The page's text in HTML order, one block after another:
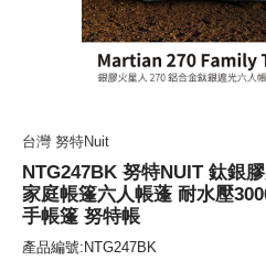
台灣 努特Nuit
NTG247BK 努特NUIT 鈦銀
家庭帳篷六人帳蓬 耐水壓
手帳篷 努特帳
產品編號:NTG247BK